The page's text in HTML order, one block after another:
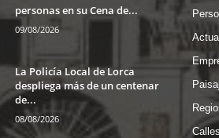
personas en su Cena de...
09/08/2026
La Policía Local de Lorca
despliega más de un centenar
de...
08/08/2026